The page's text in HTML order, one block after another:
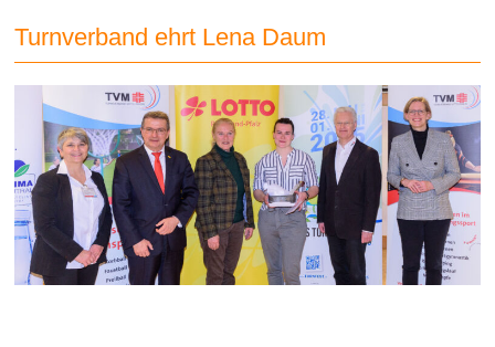
Turnverband ehrt Lena Daum